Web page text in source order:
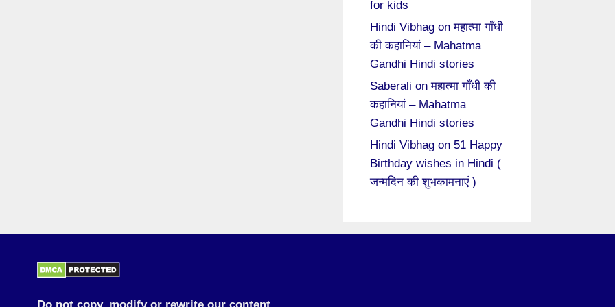
for kids
Hindi Vibhag onमहात्मा गाँधी
की कहानियां – Mahatma
Gandhi Hindi stories
Saberali onमहात्मा गाँधी की
कहानियां – Mahatma
Gandhi Hindi stories
Hindi Vibhag on 51 Happy
Birthday wishes in Hindi (
जन्मदिन की शुभकामनाएं )